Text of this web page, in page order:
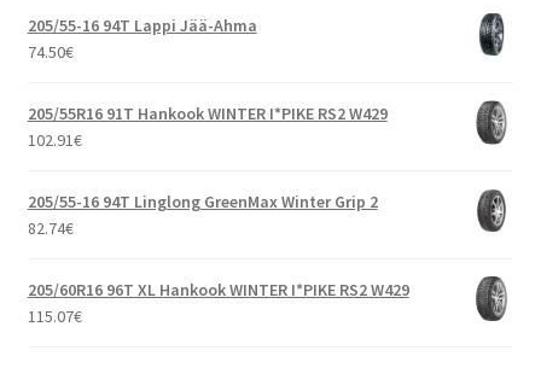
205/55-16 94T Lappi Jää-Ahma
74.50€
205/55R16 91T Hankook WINTER I*PIKE RS2 W429
102.91€
205/55-16 94T Linglong GreenMax Winter Grip 2
82.74€
205/60R16 96T XL Hankook WINTER I*PIKE RS2 W429
115.07€